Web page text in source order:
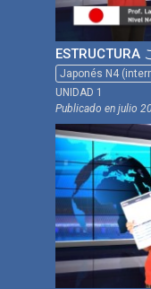
ESTRUCTURA
Japonés N4
UNIDAD 1
Publicado enjulio